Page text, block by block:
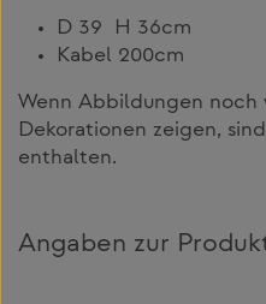
D 39 H 36cm
Kabel 200cm
Wenn Abbildungen noch
Dekorationen zeigen,
enthalten.
Angaben zur